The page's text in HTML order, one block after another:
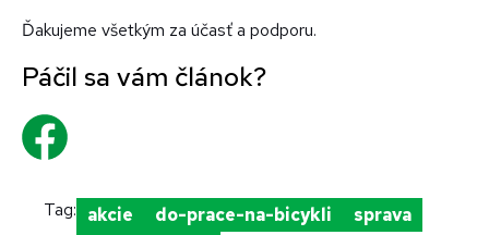
Ďakujeme všetkým za účasť a podporu.
Tag: akcie do-prace-na-bicykli
sprava